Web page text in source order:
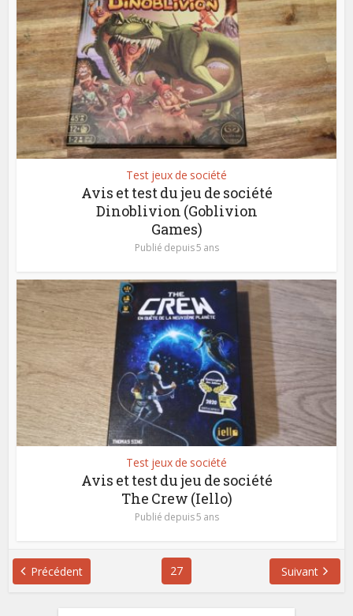
Test jeux de société
Avis et test du jeu de société
Dinoblivion (Goblivion
Games)
Publié depuis 5 ans
Test jeux de société
Avis et test du jeu de société
The Crew (Iello)
Publié depuis 5 ans
Précédent 27 Suivant